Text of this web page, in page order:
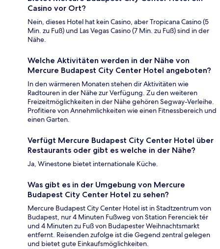
Casino vor Ort?
Nein, dieses Hotel hat kein Casino, aber Tropicana Casino (5
Min. zu Fuß) und Las Vegas Casino (7 Min. zu Fuß) sind in der
Nähe.
Welche Aktivitäten werden in der Nähe von
Mercure Budapest City Center Hotel angeboten?
In den wärmeren Monaten stehen dir Aktivitäten wie
Radtouren in der Nähe zur Verfügung. Zu den weiteren
Freizeitmöglichkeiten in der Nähe gehören Segway-Verleihe.
Profitiere von Annehmlichkeiten wie einen Fitnessbereich und
einen Garten.
Verfügt Mercure Budapest City Center Hotel über
Restaurants oder gibt es welche in der Nähe?
Ja, Winestone bietet internationale Küche.
Was gibt es in der Umgebung von Mercure
Budapest City Center Hotel zu sehen?
Mercure Budapest City Center Hotel ist in Stadtzentrum von
Budapest, nur 4 Minuten Fußweg von Station Ferenciek tér
und 4 Minuten zu Fuß von Budapester Weihnachtsmarkt
entfernt. Reisenden zufolge ist die Gegend zentral gelegen
und bietet gute Einkaufsmöglichkeiten.